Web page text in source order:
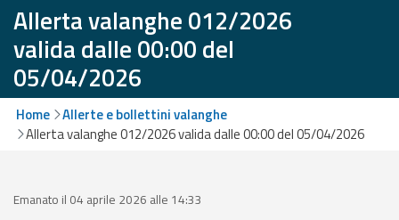
Alerts and
Bulletins
Weather
Alerts and
Bulletins
Alerts and
Allerta valanghe 012/2026
valida dalle 00:00 del
05/04/2026
Home
Allerte e bollettini valanghe
Allerta valanghe 012/2026 valida dalle 00:00 del 05/04/2026
Emanato il 04 aprile 2026 alle 14:33